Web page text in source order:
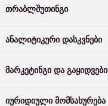
თრაბლშუთინგი
ანალიტიკური დასკვნები
მარკეტინგი და გაყიდვები
იურიდიული მომსახურება